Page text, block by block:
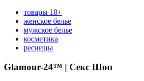
товары 18+
женское белье
мужское белье
косметика
ресницы
Glamour-24™ | Секс Шоп